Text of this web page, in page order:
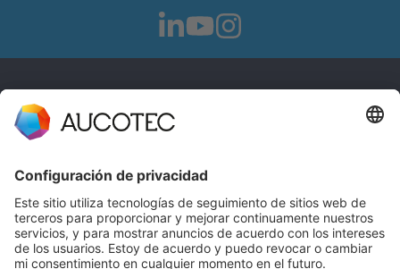
CONTACTO
Teléfono +49 511 6103 0